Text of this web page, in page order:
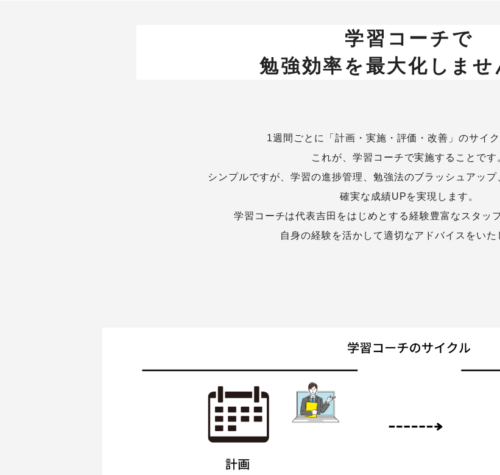
学習コーチで
勉強効率を最大化しませ
1週間ごとに「計画・実施・評価・改善」のサイク
これが、学習コーチで実施することです
シンプルですが、学習の進捗管理、勉強法のブラッシュアップ
確実な成績UPを実現します。
学習コーチは代表吉田をはじめとする経験豊富なスタッ
自身の経験を活かして適切なアドバイスをいた